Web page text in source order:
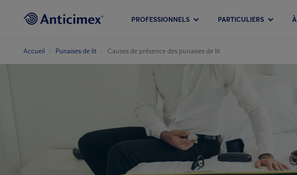
PROFESSIONNELS PARTICULIERS
Accueil Punaises de lit Causes de présence des punaises de lit